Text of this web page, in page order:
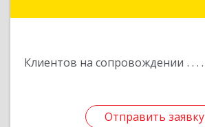
Клиентов на сопровождении
Отправить заявку
Отправить заявку